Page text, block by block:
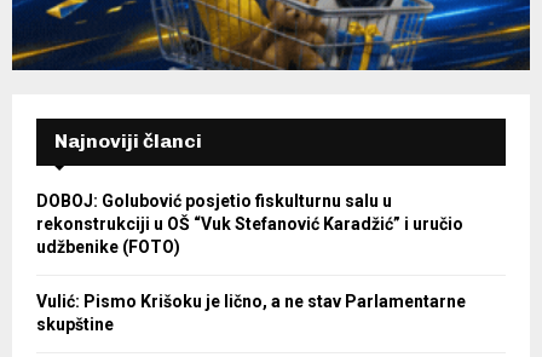
Najnoviji članci
DOBOJ: Golubović posjetio fiskulturnu salu u
rekonstrukciji u OŠ “Vuk Stefanović Karadžić” i uručio
udžbenike (FOTO)
Vulić: Pismo Krišoku je lično, a ne stav Parlamentarne
skupštine